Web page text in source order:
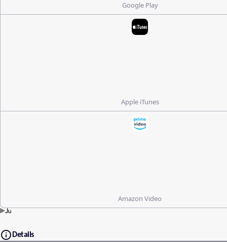
Google Play
Apple iTunes
Amazon Video
Details